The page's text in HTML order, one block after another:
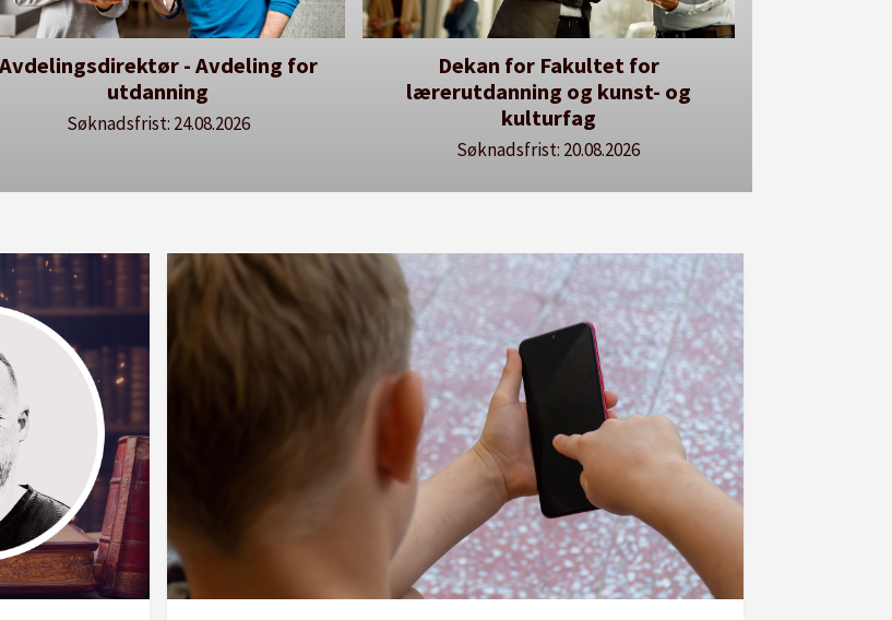
- Avdeling for
utdanning
Søknadsfrist: 24.08.2026
Dekan for Fakultet for
lærerutdanning og kunst- og
kulturfag
Søknadsfrist: 20.08.2026